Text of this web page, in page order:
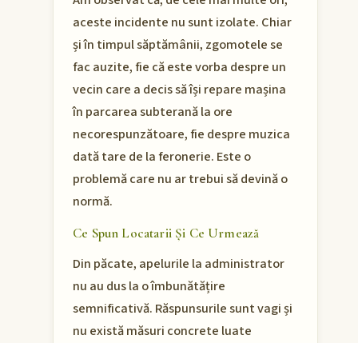
aceste incidente nu sunt izolate. Chiar
și în timpul săptămânii, zgomotele se
fac auzite, fie că este vorba despre un
vecin care a decis să își repare mașina
în parcarea subterană la ore
necorespunzătoare, fie despre muzica
dată tare de la feronerie. Este o
problemă care nu ar trebui să devină o
normă.
Ce Spun Locatarii Și Ce Urmează
Din păcate, apelurile la administrator
nu au dus la o îmbunătățire
semnificativă. Răspunsurile sunt vagi și
nu există măsuri concrete luate